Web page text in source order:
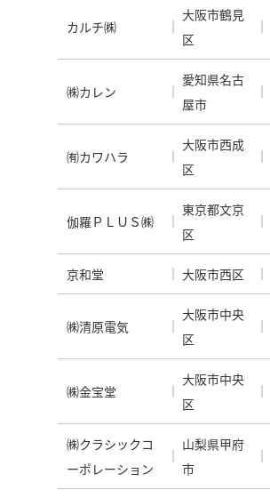
カルチ㈱
大阪市鶴見
区
㈱カレン
愛知県名古
屋市
㈲カワハラ
大阪市西成
区
伽羅ＰＬＵＳ㈱
東京都文京
区
京和堂 大阪市西区
㈱清原電気
大阪市中央
区
㈱金宝堂
大阪市中央
区
㈱クラシックコ
ーポレーション
山梨県甲府
市